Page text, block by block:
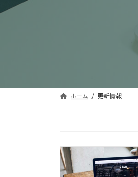
ッ
移
ホーム 更新情報